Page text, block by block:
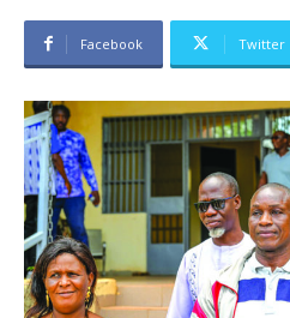
Facebook Twitter